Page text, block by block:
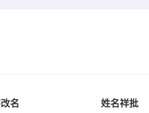
名 姓名祥批